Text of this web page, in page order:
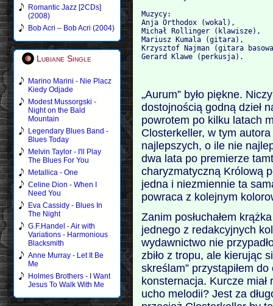
Romantic Jazz [2CDs]
(2008)
Bob Acri – Bob Acri (2004)
Lubiane Single
Marino Marini - Nie Placz
Kiedy Odjade
Modest Mussorgski -
Night on the Bald
Mountain
Legendary Blues Band -
Blues Today
Melvin Taylor - I'll Play
The Blues For You
Metallica - One
Celine Dion - When I
Need You
Eva Cassidy - Blues In
The Night
G.F.Handel - Air with
Variations - Harmonious
Blacksmith
Anne Murray - Let It Be
Me
Holmes Brothers - I Want
Jesus To Walk With Me
Muzycy:
Anja Orthodox (wokal),
Michał Rollinger (klawisze),
Mariusz Kumala (gitara),
Krzysztof Najman (gitara
„Aurum” było piękne.
dostojnością godną dzieł
powrotem po kilku latach
Closterkeller, w tym
najlepszych, o ile nie
dwa lata po premierze
charyzmatyczną Królową
jedna i niezmiennie ta
powraca z kolejnym
Zanim posłuchałem
jednego z redakcyjnych
wydawnictwo nie
zbiło z tropu, ale kierując
skreślam” przystąpiłem
konsternacja. Kurcze
ucho melodii? Jest za